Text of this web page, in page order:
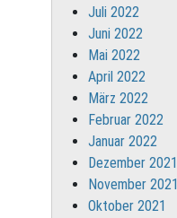
Juli 2022
Juni 2022
Mai 2022
April 2022
März 2022
Februar 2022
Januar 2022
Dezember 2021
November 2021
Oktober 2021